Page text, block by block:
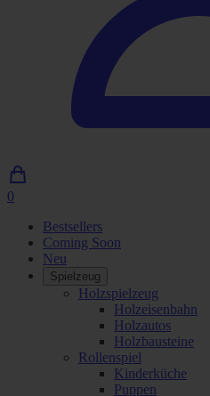
0
Einkaufswagen
Bestsellers
Coming Soon
Neu
Spielzeug
Holzspielzeug
Holzeisenbahn
Holzautos
Holzbausteine
Rollenspiel
Kinderküche
Puppen